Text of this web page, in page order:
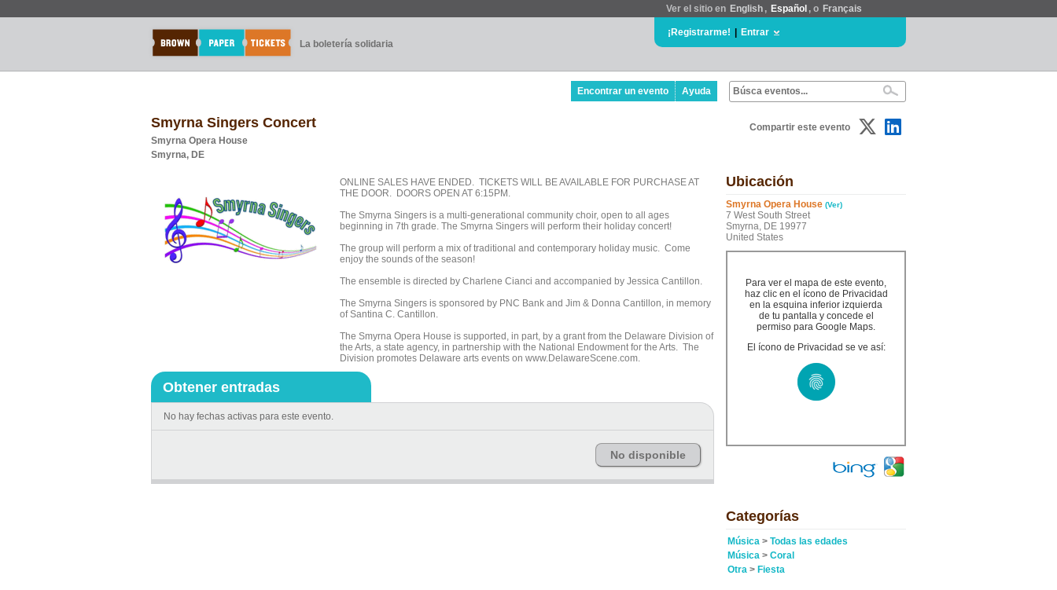
Ver el sitio en English , Español , o Français
La boletería solidaria
¡Registrarme! Entrar
Encontrar un evento Ayuda
Smyrna Singers Concert
Smyrna Opera House
Smyrna, DE
Compartir este evento
ONLINE SALES HAVE ENDED. TICKETS WILL BE AVAILABLE FOR PURCHASE AT
THE DOOR. DOORS OPEN AT 6:15PM.
The Smyrna Singers is a multi-generational community choir, open to all ages
beginning in 7th grade. The Smyrna Singers will perform their holiday concert!
The group will perform a mix of traditional and contemporary holiday music. Come
enjoy the sounds of the season!
The ensemble is directed by Charlene Cianci and accompanied by Jessica Cantillon.
The Smyrna Singers is sponsored by PNC Bank and Jim & Donna Cantillon, in memory
of Santina C. Cantillon.
The Smyrna Opera House is supported, in part, by a grant from the Delaware Division of
the Arts, a state agency, in partnership with the National Endowment for the Arts. The
Division promotes Delaware arts events on www.DelawareScene.com.
Obtener entradas
No hay fechas activas para este evento.
No disponible
Ubicación
Smyrna Opera House (Ver)
7 West South Street
Smyrna, DE 19977
United States
Para ver el mapa de este evento,
haz clic en el ícono de Privacidad
en la esquina inferior izquierda
de tu pantalla y concede el
permiso para Google Maps.
El ícono de Privacidad se ve así:
Categorías
Música > Todas las edades
Música > Coral
Otra > Fiesta